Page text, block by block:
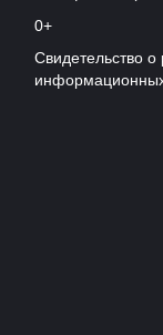
0+
Свидетельство